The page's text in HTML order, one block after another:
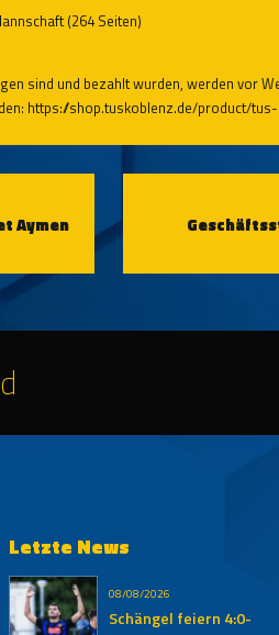
(264 Seiten)
sind und bezahlt wurden, werden vor
https://shop.tuskoblenz.de/product/
Aymen
Letzte News
08/08/2026
Schängel feiern 4:0-